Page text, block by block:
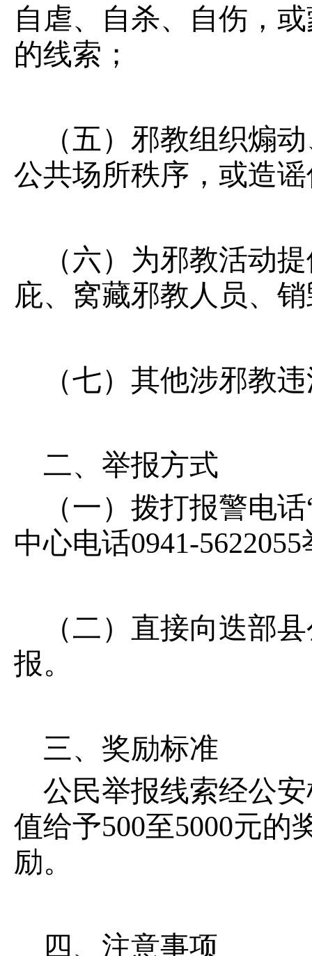
自虐、自杀、自伤，
的线索；
（五）邪教组织煽
公共场所秩序，或造
（六）为邪教活动
庇、窝藏邪教人员、
（七）其他涉邪教
二、举报方式
（一）拨打报警电
中心电话0941-
（二）直接向迭部
报。
三、奖励标准
公民举报线索经公
值给予500至5000元
励。
四、注意事项